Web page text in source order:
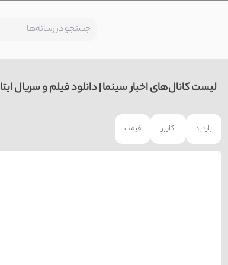
لیست کانال‌های اخبار سینما | دانلود فیلم و سریال ایتا
قیمت کاربر بازدید